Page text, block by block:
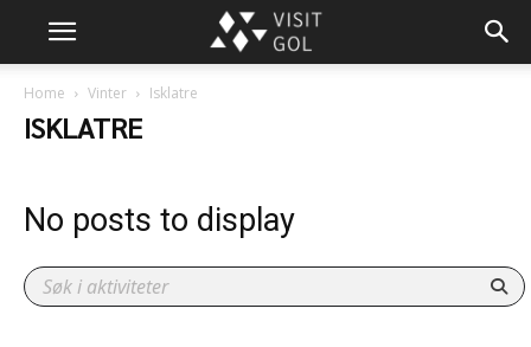
Home Vinter Isklatre
ISKLATRE
No posts to display